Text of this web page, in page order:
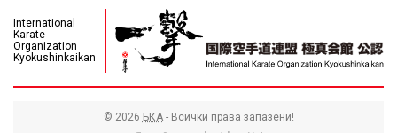
International
Karate
Organization
Kyokushinkaikan
© 2026 БКА- Всички права запазени!